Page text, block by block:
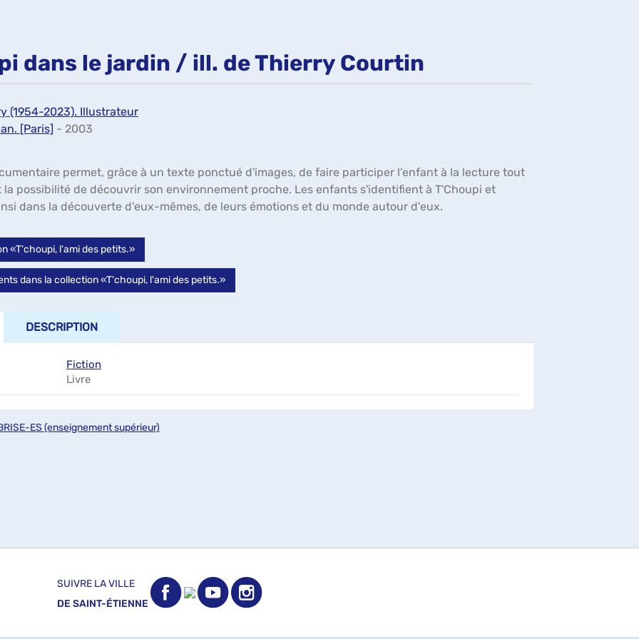
dans le jardin / ill. de Thierry Courtin
(1954-2023). Illustrateur
[Paris] - 2003
permet, grâce à un texte ponctué d'images, de faire participer l'enfant à la lecture tout
possibilité de découvrir son environnement proche. Les enfants s'identifient à T'Choupi et
dans la découverte d'eux-mêmes, de leurs émotions et du monde autour d'eux.
«T'choupi, l'ami des petits.»
dans la collection «T'choupi, l'ami des petits.»
DESCRIPTION
Fiction
Livre
ES (enseignement supérieur)
SUIVRE LA VILLE
DE SAINT-ÉTIENNE